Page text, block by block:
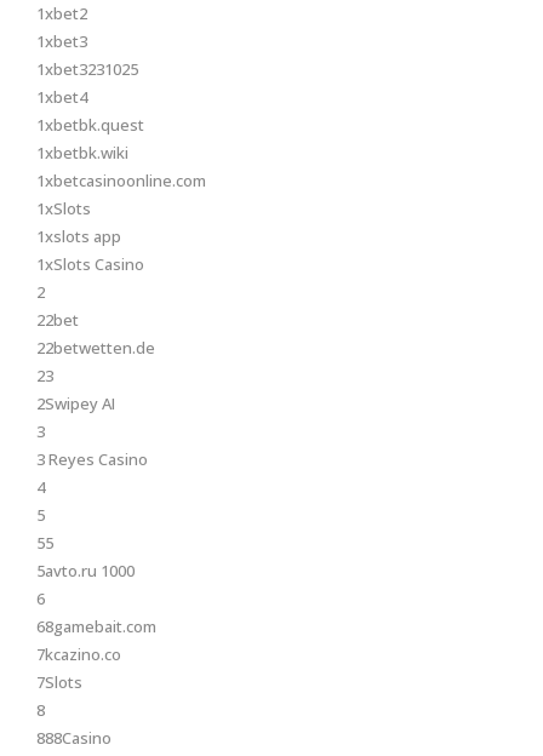
1xbet2
1xbet3
1xbet3231025
1xbet4
1xbetbk.quest
1xbetbk.wiki
1xbetcasinoonline.com
1xSlots
1xslots app
1xSlots Casino
2
22bet
22betwetten.de
23
2Swipey AI
3
3 Reyes Casino
4
5
55
5avto.ru 1000
6
68gamebait.com
7kcazino.co
7Slots
8
888Casino